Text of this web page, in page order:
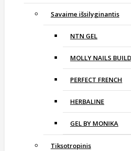
Savaime išsilyginantis
NTN GEL
MOLLY NAILS
PERFECT FRENCH
HERBALINE
GEL BY MONIKA
Tiksotropinis